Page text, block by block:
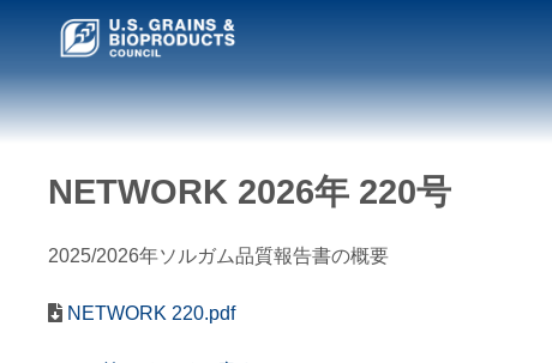
NETWORK 2026年 220号
2025/2026年ソルガム品質報告書の概要
NETWORK 220.pdf